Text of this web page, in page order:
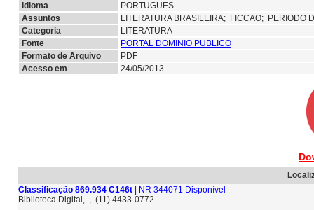
Idioma
PORTUGUES
Assuntos
LITERATURA BRASILEIRA; FICCAO; PERIODO
Categoria
LITERATURA
Fonte
PORTAL DOMINIO PUBLICO
Formato de Arquivo
PDF
Acesso em
24/05/2013
Classificação 869.934 C146t | NR 344071 Disponível
Biblioteca Digital, , (11) 4433-0772